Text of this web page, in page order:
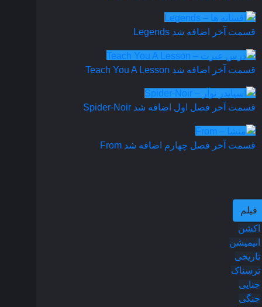
قسمت آخر اضافه شد Legends
قسمت آخر اضافه شد Teach You A Lesson
قسمت آخر فصل اول اضافه شد Spider-Noir
قسمت آخر فصل چهارم اضافه شد From
فیلم
اکشن
انیمیشن
تاریخی
ترسناک
جنایی
جنگی